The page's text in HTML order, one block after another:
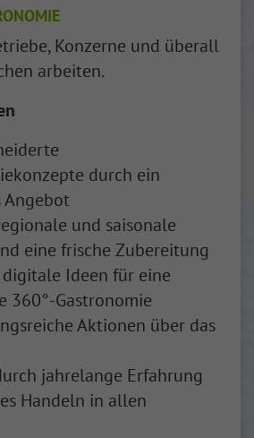
Konzerne und überall
arbeiten.
durch ein
und saisonale
eine frische Zubereitung
Ideen für eine
360°-Gastronomie
Aktionen über das
jahrelange Erfahrung
Handeln in allen